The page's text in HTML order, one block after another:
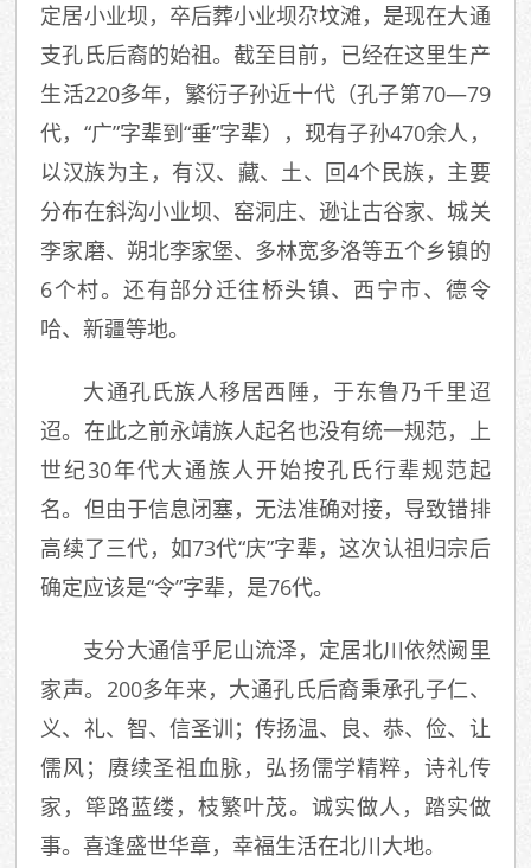
定居小业坝，卒后葬小业坝尕坟滩，是现在大通
支孔氏后裔的始祖。截至目前，已经在这里生产
生活220多年，繁衍子孙近十代（孔子第70—79
代，“广”字辈到“垂”字辈），现有子孙470余人，
以汉族为主，有汉、藏、土、回4个民族，主要
分布在斜沟小业坝、窑洞庄、逊让古谷家、城关
李家磨、朔北李家堡、多林宽多洛等五个乡镇的
6个村。还有部分迁往桥头镇、西宁市、德令
哈、新疆等地。
大通孔氏族人移居西陲，于东鲁乃千里迢
迢。在此之前永靖族人起名也没有统一规范，上
世纪30年代大通族人开始按孔氏行辈规范起
名。但由于信息闭塞，无法准确对接，导致错排
高续了三代，如73代“庆”字辈，这次认祖归宗后
确定应该是“令”字辈，是76代。
支分大通信乎尼山流泽，定居北川依然阙里
家声。200多年来，大通孔氏后裔秉承孔子仁、
义、礼、智、信圣训；传扬温、良、恭、俭、让
儒风；赓续圣祖血脉，弘扬儒学精粹，诗礼传
家，筚路蓝缕，枝繁叶茂。诚实做人，踏实做
事。喜逢盛世华章，幸福生活在北川大地。